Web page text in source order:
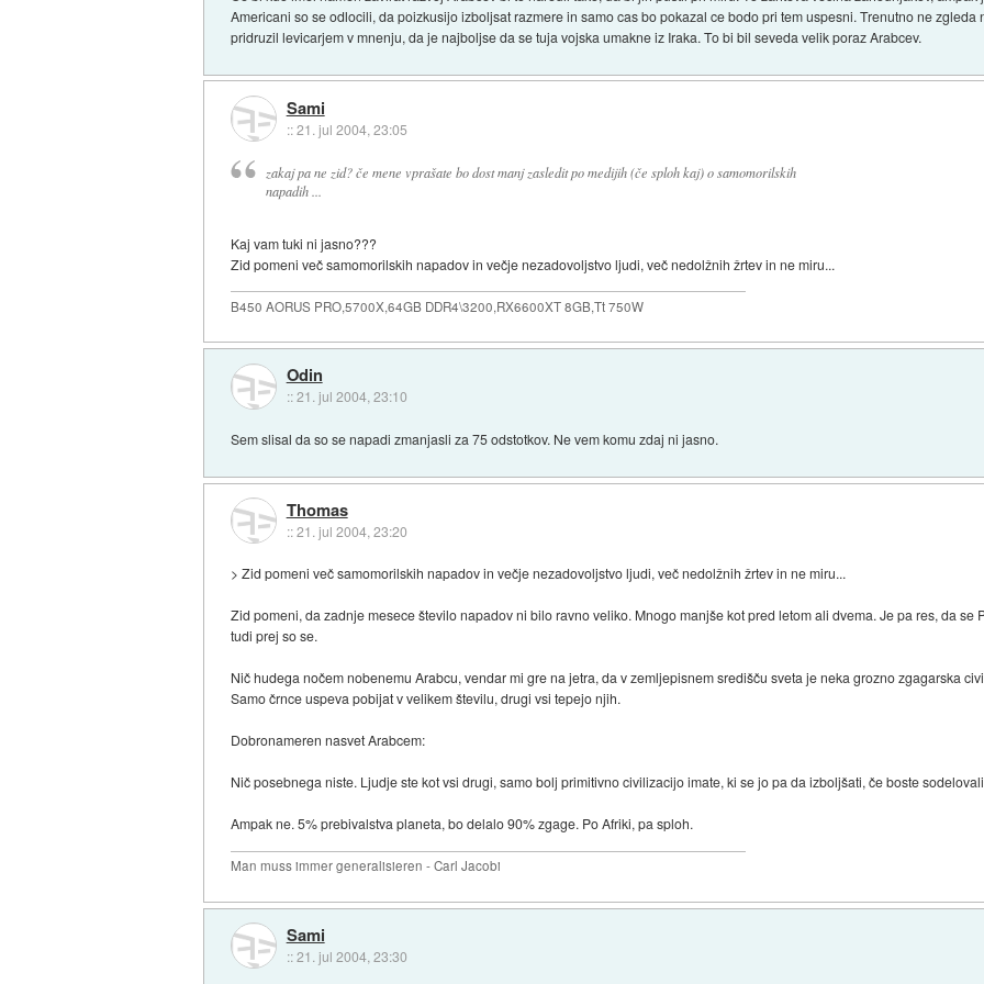
Americani so se odlocili, da poizkusijo izboljsat razmere in samo cas bo pokazal ce bodo pri tem uspesni. Trenutno ne
pridruzil levicarjem v mnenju, da je najboljse da se tuja vojska umakne iz Iraka. To bi bil seveda velik poraz Arabcev.
Sami
::21. jul 2004, 23:05
zakaj pa ne zid? če mene vprašate bo dost manj zasledit po medijih (če sploh kaj) o samomorilskih
napadih ...
Kaj vam tuki ni jasno???
Zid pomeni več samomorilskih napadov in večje nezadovoljstvo ljudi, več nedolžnih žrtev in ne miru...
B450 AORUS PRO,5700X,64GB DDR4\3200,RX6600XT 8GB,Tt 750W
Odin
::21. jul 2004, 23:10
Sem slisal da so se napadi zmanjasli za 75 odstotkov. Ne vem komu zdaj ni jasno.
Thomas
::21. jul 2004, 23:20
> Zid pomeni več samomorilskih napadov in večje nezadovoljstvo ljudi, več nedolžnih žrtev in ne miru...
Zid pomeni, da zadnje mesece število napadov ni bilo ravno veliko. Mnogo manjše kot pred letom ali dvema. Je pa res, da se
tudi prej so se.
Nič hudega nočem nobenemu Arabcu, vendar mi gre na jetra, da v zemljepisnem središču sveta je neka grozno zgagarska
Samo črnce uspeva pobijat v velikem številu, drugi vsi tepejo njih.
Dobronameren nasvet Arabcem:
Nič posebnega niste. Ljudje ste kot vsi drugi, samo bolj primitivno civilizacijo imate, ki se jo pa da izboljšati, če boste
Ampak ne. 5% prebivalstva planeta, bo delalo 90% zgage. Po Afriki, pa sploh.
Man muss immer generalisieren - Carl Jacobi
Sami
::21. jul 2004, 23:30